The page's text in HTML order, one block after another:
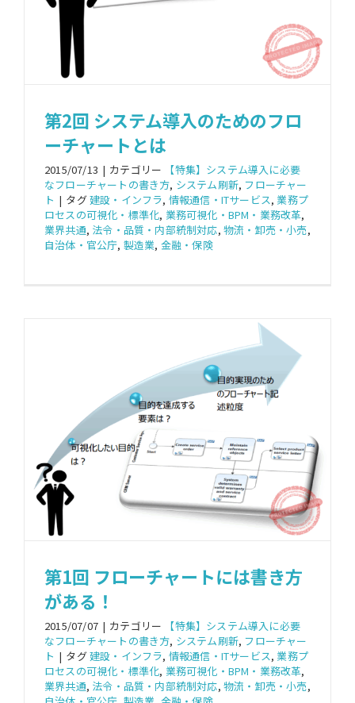
第2回 システム導入のためのフロ
ーチャートとは
2015/07/13 | カテゴリー
【特集】システム導入に必要
なフローチャートの書き方, システム刷新, フローチャー
ト | タグ建設・インフラ, 情報通信・ITサービス, 業務プ
ロセスの可視化・標準化, 業務可視化・BPM・業務改革,
業界共通, 法令・品質・内部統制対応,物流・卸売・小売,
自治体・官公庁, 製造業, 金融・保険
第1回 フローチャートには書き方
がある！
2015/07/07 | カテゴリー
【特集】システム導入に必要
なフローチャートの書き方, システム刷新, フローチャー
ト | タグ建設・インフラ, 情報通信・ITサービス, 業務プ
ロセスの可視化・標準化, 業務可視化・BPM・業務改革,
業界共通, 法令・品質・内部統制対応,物流・卸売・小売,